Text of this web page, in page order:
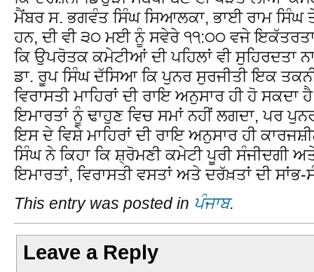
ਮੈਂਬਰ ਸ. ਭਗਵੰਤ ਸਿੰਘ ਸਿਆਲਕਾ, ਭਾਈ ਰਾਮ ਸਿੰਘ
ਹਨ, ਦੀ ਵੀ ੩੦ ਮਈ ਨੂੰ ਸਵੇਰੇ ੧੧:੦੦ ਵਜੇ
ਕਿ ਉਪਰੋਤਕ ਕਮੇਟੀਆਂ ਦੀ ਪਹਿਲਾਂ ਵੀ ਸੁਹਿਰਦਤਾ
ਡਾ. ਰੂਪ ਸਿੰਘ ਦੱਸਿਆ ਕਿ ਪੁਨਰ ਸੁਰਜੀਤੀ ਇਕ
ਵਿਰਾਸਤੀ ਮਾਹਿਰਾਂ ਦੀ ਰਾਇ ਅਨੁਸਾਰ ਹੀ ਹੋ ਸਕਦਾ
ਇਮਾਰਤਾਂ ਨੂੰ ਢਾਹੁਣ ਵਿਚ ਸਮਾਂ ਨਹੀਂ ਲਗਦਾ, ਪਰ
ਇਸ ਦੇ ਵਿਸ਼ੇ ਮਾਹਿਰਾਂ ਦੀ ਰਾਇ ਅਨੁਸਾਰ ਹੀ
ਸਿੰਘ ਨੇ ਕਿਹਾ ਕਿ ਸ਼੍ਰੋਮਣੀ ਕਮੇਟੀ ਪੂਰੀ ਸੰਜੀਦਗੀ
ਇਮਾਰਤਾਂ, ਵਿਰਾਸਤੀ ਵਸਤਾਂ ਅਤੇ ਦਰੱਖ਼ਤਾਂ ਦੀ
This entry was posted in ਪੰਜਾਬ.
Leave a Reply